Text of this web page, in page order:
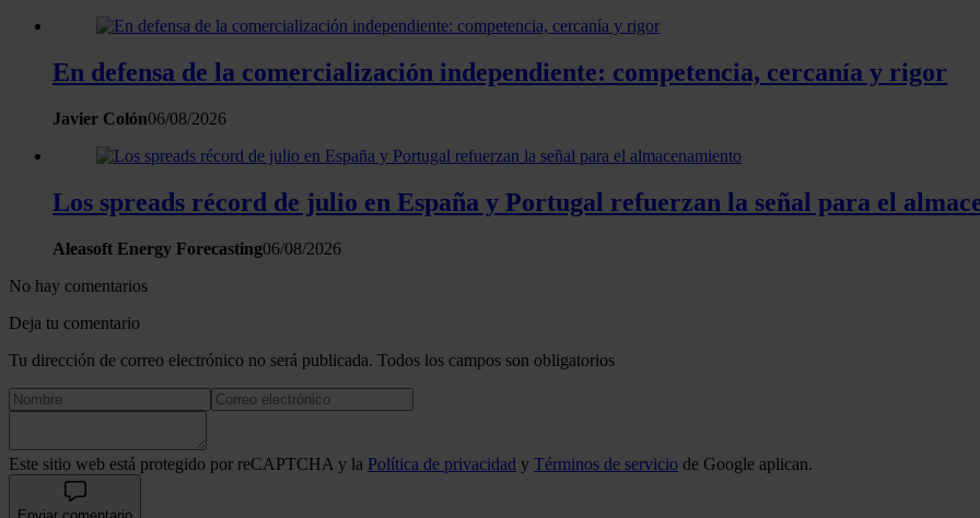
En defensa de la comercialización independiente: competencia, cercanía y rigor
Javier Colón06/08/2026
Los spreads récord de julio en España y Portugal refuerzan la señal para el
Aleasoft Energy Forecasting06/08/2026
No hay comentarios
Deja tu comentario
Tu dirección de correo electrónico no será publicada. Todos los campos son obligatorios
Este sitio web está protegido por reCAPTCHA y la Política de privacidad y Términos de servicio de Google aplican.